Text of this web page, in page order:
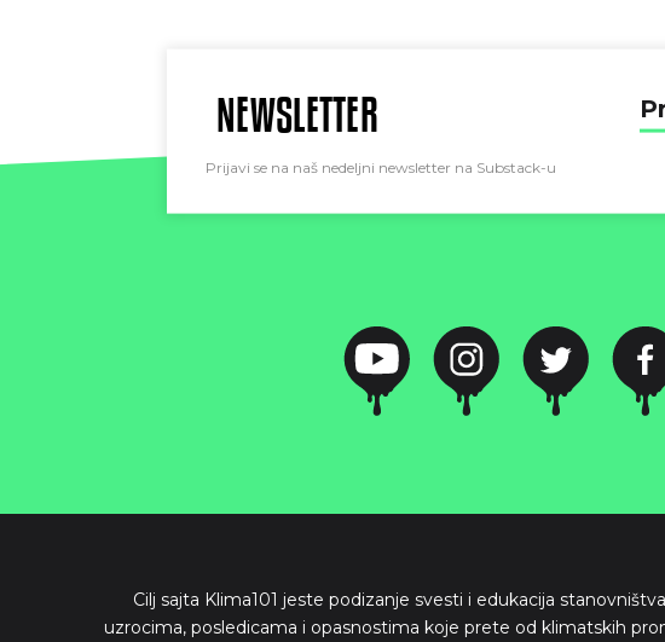
NEWSLETTER
Prijavi se na naš nedeljni newsletter na Substack-u
Cilj sajta Klima101 jeste podizanje svesti i edukacija
uzrocima, posledicama i opasnostima koje prete od klimatskih